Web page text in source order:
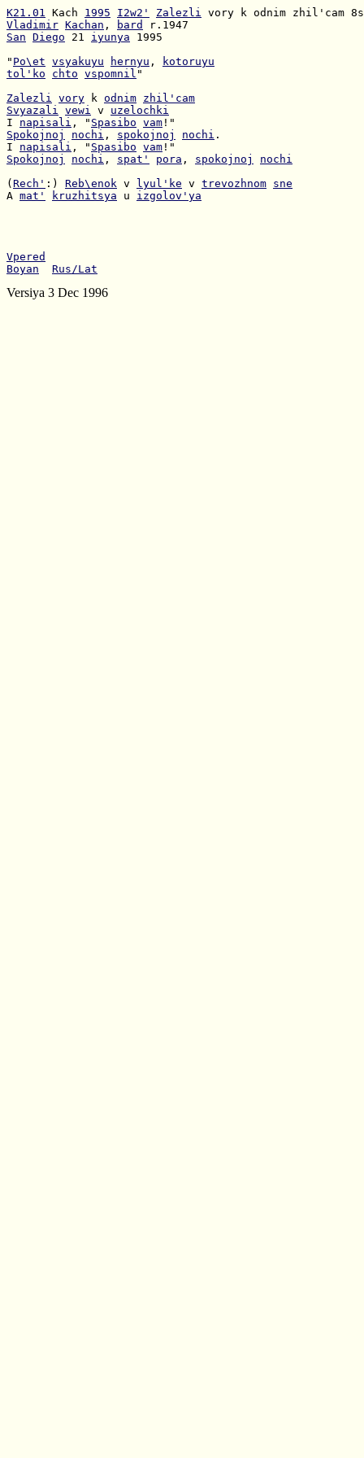
K21.01 Kach 1995 I2w2'
Zalezli
Vladimir Kachan , bard
San Diego 21 iyunya 1995
" Po\et vsyakuyu hernyu ,
kotoruyu
tol'ko
chto vspomnil "
Zalezli vory k odnim zhil'cam
Svyazali vewi v uzelochki
I napisali , " Spasibo vam
Spokojnoj
nochi , spokojnoj nochi
I napisali , " Spasibo vam
Spokojnoj
nochi , spat' pora , spokojnoj
nochi
( Rech' :) Reb\enok v lyul'ke v trevozhnom sne
A mat' kruzhitsya u izgolov'ya
Vpered
Boyan
Rus/Lat
Versiya 3 Dec 1996